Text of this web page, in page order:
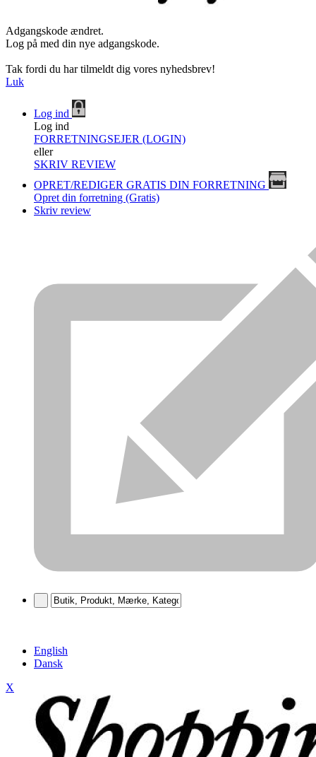
Adgangskode ændret.
Log på med din nye adgangskode.
Tak fordi du har tilmeldt dig vores nyhedsbrev!
Luk
Log ind
Log ind
FORRETNINGSEJER (LOGIN)
eller
SKRIV REVIEW
OPRET/REDIGER GRATIS DIN FORRETNING
Opret din forretning (Gratis)
Skriv review
English
Dansk
X